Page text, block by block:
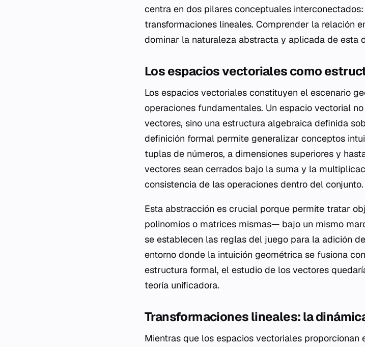
centra en dos pilares conceptuales
transformaciones lineales. Comprender la relación
dominar la naturaleza abstracta y aplicada de esta
Los espacios vectoriales como
Los espacios vectoriales constituyen el escenario
operaciones fundamentales. Un espacio vectorial
vectores, sino una estructura algebraica definida
definición formal permite generalizar conceptos
tuplas de números, a dimensiones superiores y
vectores sean cerrados bajo la suma y la
consistencia de las operaciones dentro del conjunto.
Esta abstracción es crucial porque permite tratar
polinomios o matrices mismas— bajo un mismo
se establecen las reglas del juego para la adición
entorno donde la intuición geométrica se fusiona
estructura formal, el estudio de los vectores
teoría unificadora.
Transformaciones lineales: la
Mientras que los espacios vectoriales proporcionan